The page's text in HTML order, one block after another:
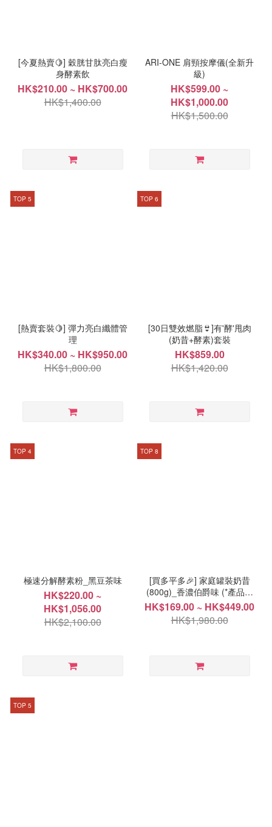
[今夏熱賣🍋] 穀胱甘肽亮白瘦
身酵素飲
HK$210.00 ~ HK$700.00
HK$1,400.00
ARI-ONE 肩頸按摩儀(全新升
級)
HK$599.00 ~
HK$1,000.00
HK$1,500.00
TOP 5
[熱賣套裝🍋] 彈力亮白纖體管
理
HK$340.00 ~ HK$950.00
HK$1,800.00
TOP 6
[30日雙效燃脂👙]有'酵'甩肉
(奶昔+酵素)套裝
HK$859.00
HK$1,420.00
TOP 4
極速分解酵素粉_黑豆茶味
HK$220.00 ~
HK$1,056.00
HK$2,100.00
TOP 8
[買多平多🎉] 家庭罐裝奶昔
(800g)_香濃伯爵味 (*產品效
期 2026年9月18日)
HK$169.00 ~ HK$449.00
HK$1,980.00
TOP 5